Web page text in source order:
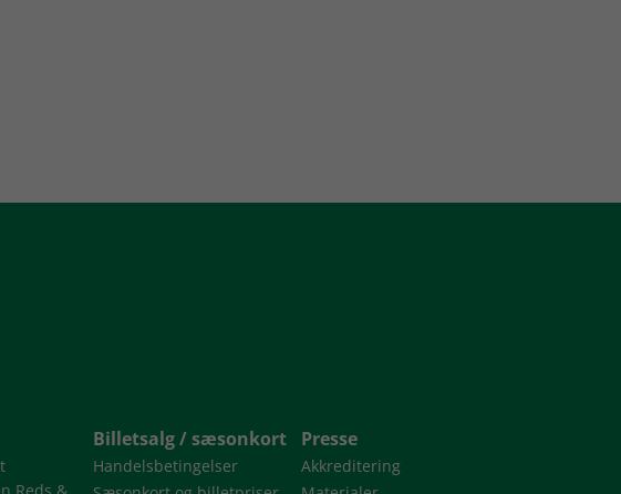
Billetsalg / sæsonkort
Handelsbetingelser
Presse
Akkreditering